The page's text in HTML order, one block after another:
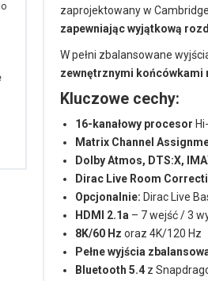
zaprojektowany w
zapewniając wyjątkową
W pełni zbalansowane
zewnętrznymi końcówkami
Kluczowe cechy:
16-kanałowy procesor
Matrix Channel
Dolby Atmos, DTS:X,
Dirac Live Room
Opcjonalnie: Dirac Live
HDMI 2.1a – 7 wejść / 3
8K/60 Hz oraz 4K/120 Hz
Pełne wyjścia
Bluetooth 5.4 z